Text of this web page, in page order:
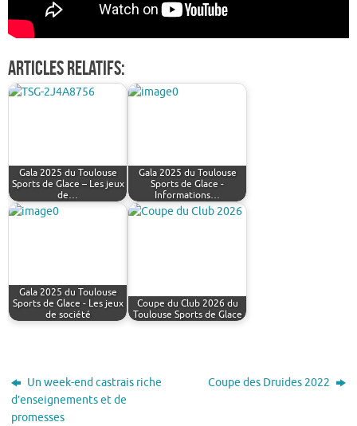
Articles relatifs:
Gala 2025 du Toulouse
Sports de Glace – Les jeux
de…
Gala 2025 du Toulouse
Sports de Glace -
Informations…
Gala 2025 du Toulouse
Sports de Glace - Les jeux
de société
Coupe du Club 2026 du
Toulouse Sports de Glace
Un week-end castrais riche
d’enseignements et de
promesses
Coupe des Druides 2022